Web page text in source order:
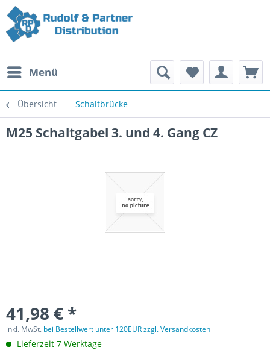
Menü
Übersicht Schaltbrücke
M25 Schaltgabel 3. und 4. Gang CZ
41,98 € *
inkl. MwSt. bei Bestellwert unter 120EUR zzgl. Versandkosten
Lieferzeit 7 Werktage